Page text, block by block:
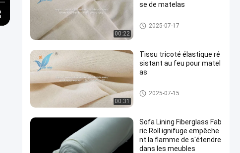
00:22
se de matelas
Tissu de revêtement ignifuge
2025-07-17
00:31
Tissu tricoté élastique ré
sistant au feu pour matel
as
Tissu de revêtement ignifuge
2025-07-15
Sofa Lining Fiberglass Fab
ric Roll ignifuge empêche
nt la flamme de s'étendre
dans les meubles